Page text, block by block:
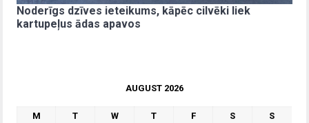
Noderīgs dzīves ieteikums, kāpēc cilvēki liek
kartupeļus ādas apavos
AUGUST 2026
M T W T F S
S